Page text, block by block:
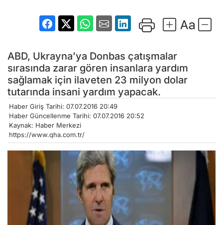
ABD, Ukrayna’ya Donbas çatışmalar
sırasında zarar gören insanlara yardım
sağlamak için ilaveten 23 milyon dolar
tutarında insani yardım yapacak.
Haber Giriş Tarihi: 07.07.2016 20:49
Haber Güncellenme Tarihi: 07.07.2016 20:52
Kaynak: Haber Merkezi
https://www.qha.com.tr/